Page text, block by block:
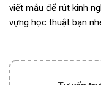
viết mẫu để rút kinh
vựng học thuật bạn